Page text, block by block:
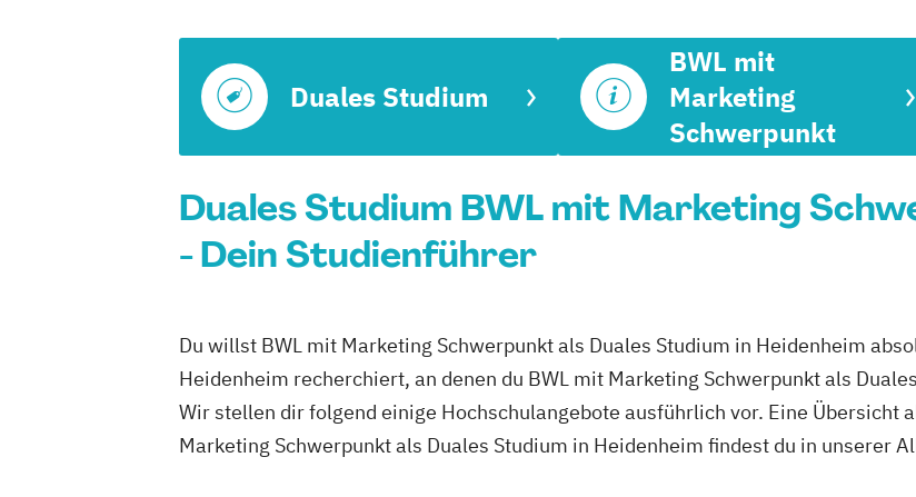
Duales Studium
BWL mit
Marketing
Schwerpunkt
Duales Studium BWL mit Marketing
- Dein Studienführer
Du willst BWL mit Marketing Schwerpunkt als Duales Studium in Heidenheim
Heidenheim recherchiert, an denen du BWL mit Marketing Schwerpunkt als
Wir stellen dir folgend einige Hochschulangebote ausführlich vor. Eine Übersicht
Marketing Schwerpunkt als Duales Studium in Heidenheim findest du in unserer